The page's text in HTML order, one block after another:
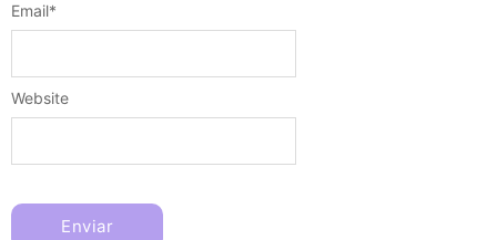
Email*
Website